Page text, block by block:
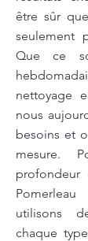
être sûr
seulement
Que ce
nettoyage
nous
besoins et
mesure.
profondeur
utilisons
chaque